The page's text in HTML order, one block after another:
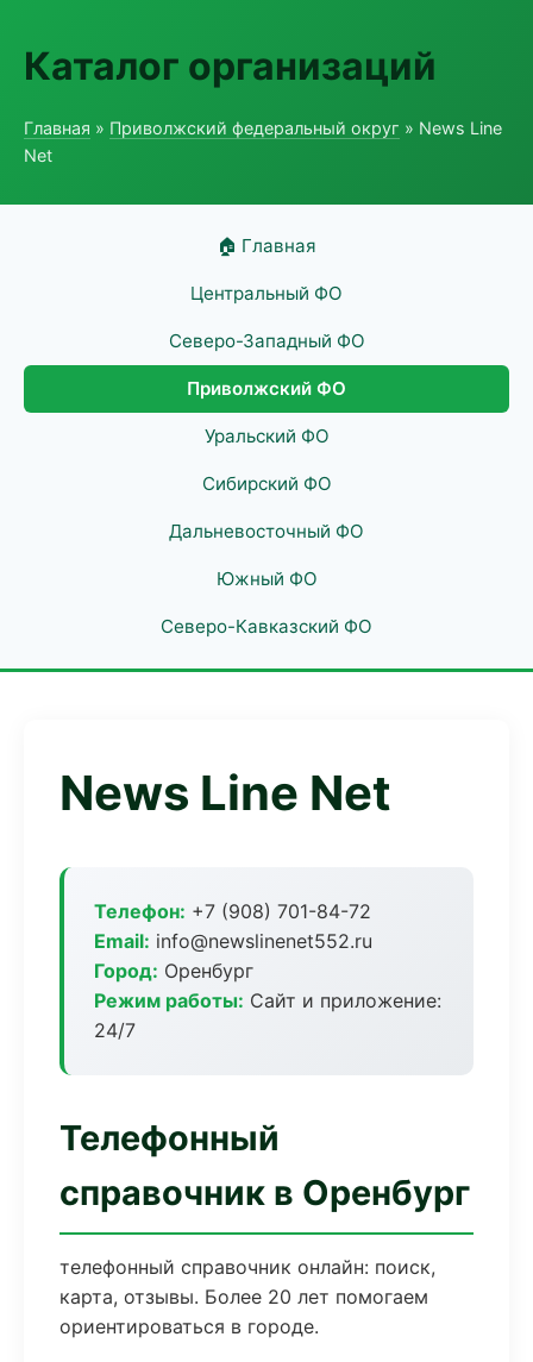
Каталог организаций
Главная » Приволжский федеральный округ » News Line
Net
🏠 Главная
Центральный ФО
Северо-Западный ФО
Приволжский ФО
Уральский ФО
Сибирский ФО
Дальневосточный ФО
Южный ФО
Северо-Кавказский ФО
News Line Net
Телефон: +7 (908) 701-84-72
Email: info@newslinenet552.ru
Город: Оренбург
Режим работы: Сайт и приложение:
24/7
Телефонный
справочник в Оренбург
телефонный справочник онлайн: поиск,
карта, отзывы. Более 20 лет помогаем
ориентироваться в городе.